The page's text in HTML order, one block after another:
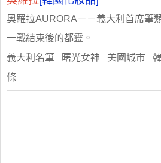
奧羅拉AURORA－－義大利首席筆
一戰結束後的都靈。
義大利名筆 曙光女神 美國城市
條